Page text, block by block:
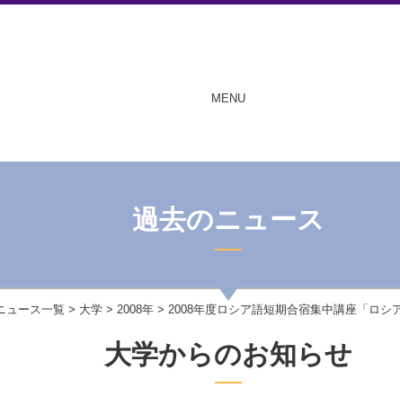
MENU
過去のニュース
ュース一覧 > 大学 > 2008年 > 2008年度ロシア語短期合宿集中講座「ロシ
大学からのお知らせ